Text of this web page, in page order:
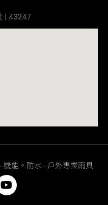
| 43247
機能。防水 - 戶外專業雨具
Y
o
u